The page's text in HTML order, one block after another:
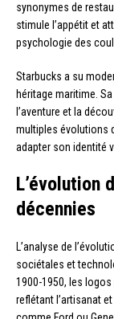
synonymes de
stimule l’appétit et
psychologie des
Starbucks a su
héritage maritime.
l’aventure et la
multiples évolutions
adapter son identité
L’évolution
décennies
L’analyse de
sociétales et
1900-1950, les
reflétant l’artisanat